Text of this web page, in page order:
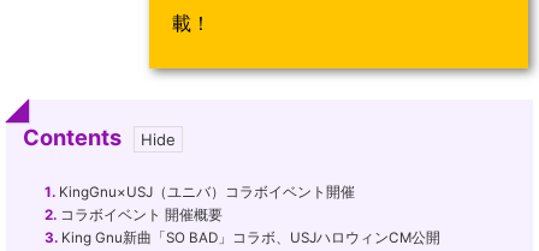
載！
Contents
1. KingGnu×USJ（ユニバ）コラボイベント開催
2. コラボイベント 開催概要
3. King Gnu新曲「SO BAD」コラボ、USJハロウィンCM公開